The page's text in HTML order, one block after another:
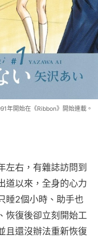
年開始在《Ribbon》開始連載。
左右，有雜誌訪問到
道以來，全身的心力
睡2個小時、助手也
恢復後卻立刻開始工
且還沒辦法重新恢復